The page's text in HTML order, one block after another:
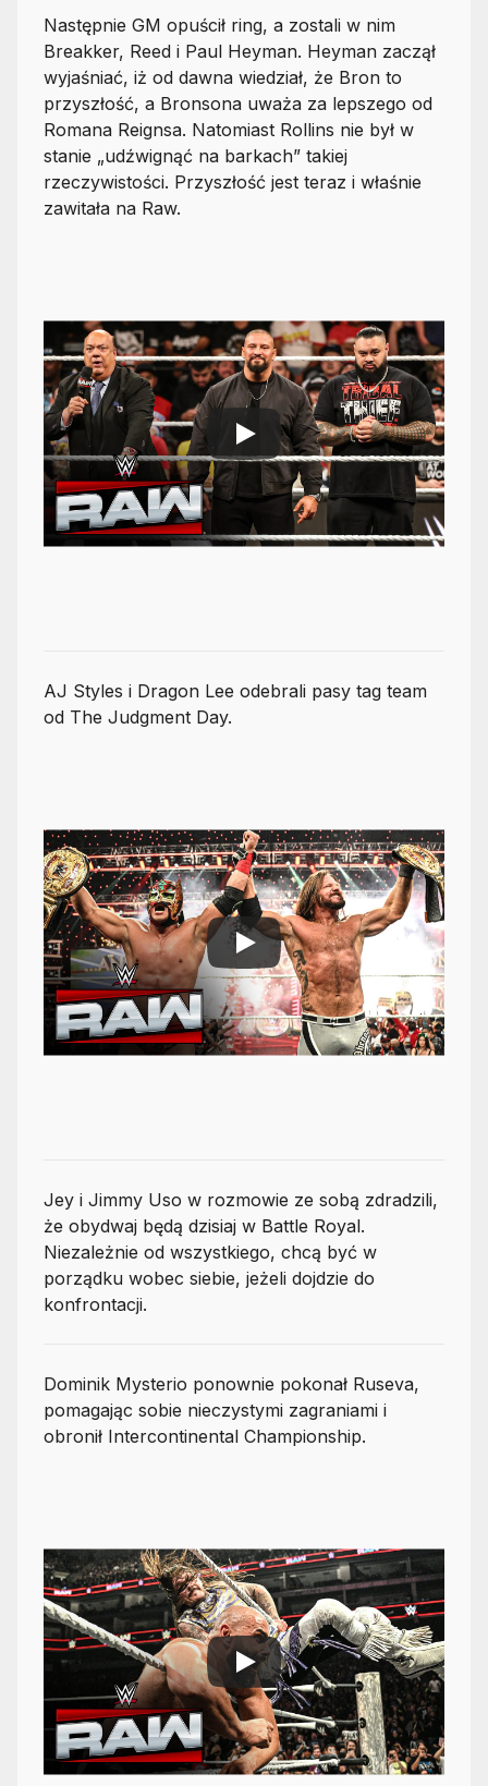
Następnie GM opuścił ring, a zostali w nim
Breakker, Reed i Paul Heyman. Heyman zaczął
wyjaśniać, iż od dawna wiedział, że Bron to
przyszłość, a Bronsona uważa za lepszego od
Romana Reignsa. Natomiast Rollins nie był w
stanie „udźwignąć na barkach” takiej
rzeczywistości. Przyszłość jest teraz i właśnie
zawitała na Raw.
AJ Styles i Dragon Lee odebrali pasy tag team
od The Judgment Day.
Jey i Jimmy Uso w rozmowie ze sobą zdradzili,
że obydwaj będą dzisiaj w Battle Royal.
Niezależnie od wszystkiego, chcą być w
porządku wobec siebie, jeżeli dojdzie do
konfrontacji.
Dominik Mysterio ponownie pokonał Ruseva,
pomagając sobie nieczystymi zagraniami i
obronił Intercontinental Championship.